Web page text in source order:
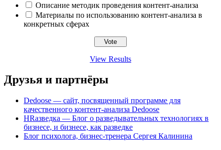
Описание методик проведения контент-анализа
Материалы по использованию контент-анализа в
конкретных сферах
View Results
Друзья и партнёры
Dedoose — сайт, посвященный программе для
качественного контент-анализа Dedoose
HRазведка — Блог о разведывательных технологиях в
бизнесе, и бизнесе, как разведке
Блог психолога, бизнес-тренера Сергея Калинина